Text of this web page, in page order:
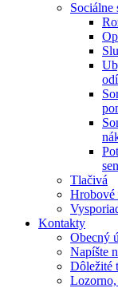
Sociálne
Tlačivá
Hrobové
Kontakty
Obecný
Napíšte
Dôležité
Lozorno,